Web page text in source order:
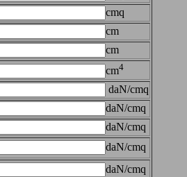
cmq
cm
cm
cm4
daN/cmq
daN/cmq
daN/cmq
daN/cmq
daN/cmq